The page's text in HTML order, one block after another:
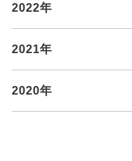
2022年
2021年
2020年